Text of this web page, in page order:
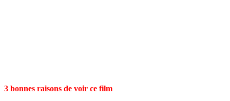
3 bonnes raisons de voir ce film